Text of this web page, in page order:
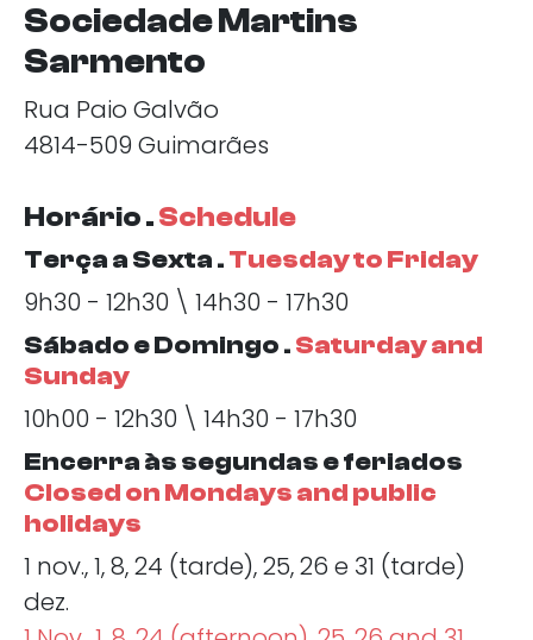
Sociedade Martins
Sarmento
Rua Paio Galvão
4814-509 Guimarães
Horário .Schedule
Terça a Sexta . Tuesday to Friday
9h30 - 12h30 \ 14h30 - 17h30
Sábado e Domingo . Saturday and
Sunday
10h00 - 12h30 \ 14h30 - 17h30
Encerra às segundas e feriados
Closed on Mondays and public
holidays
1 nov., 1, 8, 24 (tarde), 25, 26 e 31 (tarde)
dez.